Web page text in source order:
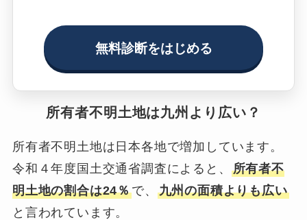
無料診断をはじめる
所有者不明土地は九州より広い？
所有者不明土地は日本各地で増加しています。
令和４年度国土交通省調査によると、 所有者不
明土地の割合は24％で、 九州の面積よりも広い
と言われています。